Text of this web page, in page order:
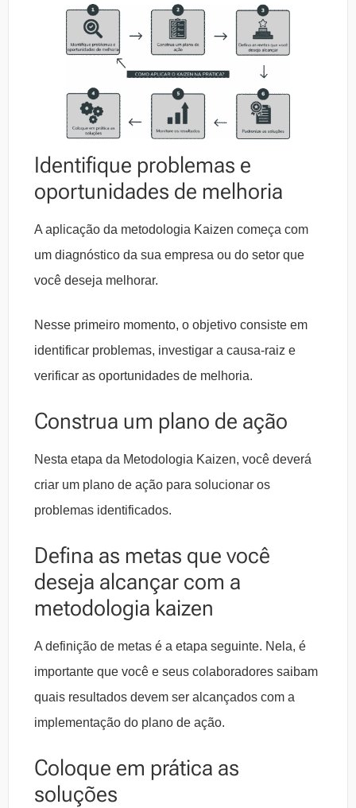
Identifique problemas e
oportunidades de melhoria
A aplicação da metodologia Kaizen começa com
um diagnóstico da sua empresa ou do setor que
você deseja melhorar.
Nesse primeiro momento, o objetivo consiste em
identificar problemas, investigar a causa-raiz e
verificar as oportunidades de melhoria.
Construa um plano de ação
Nesta etapa da Metodologia Kaizen, você deverá
criar um plano de ação para solucionar os
problemas identificados.
Defina as metas que você
deseja alcançar com a
metodologia kaizen
A definição de metas é a etapa seguinte. Nela, é
importante que você e seus colaboradores saibam
quais resultados devem ser alcançados com a
implementação do plano de ação.
Coloque em prática as
soluções